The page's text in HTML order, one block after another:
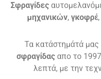
Σφραγίδες
μηχανικών, γκοφρέ,
Τα κατάστημάτά μας
σφραγίδαςαπο το
λεπτά, με την